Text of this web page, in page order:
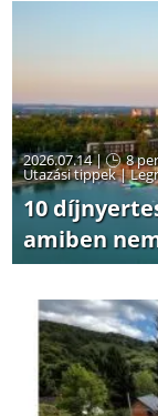
2026.07.14 | 8
Utazási tippek|
10
amiben